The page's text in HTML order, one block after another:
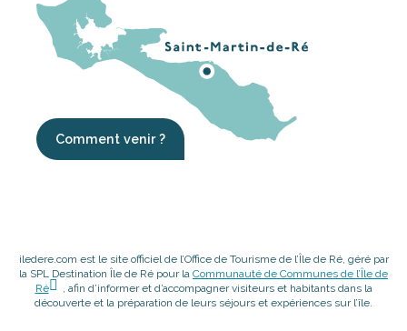
Comment venir ?
iledere.com est le site officiel de l’Office de Tourisme de l’Île de Ré, géré par
la SPL Destination Île de Ré pour la Communauté de Communes de l’Île de
Ré
, afin d’informer et d’accompagner visiteurs et habitants dans la
découverte et la préparation de leurs séjours et expériences sur l’île.